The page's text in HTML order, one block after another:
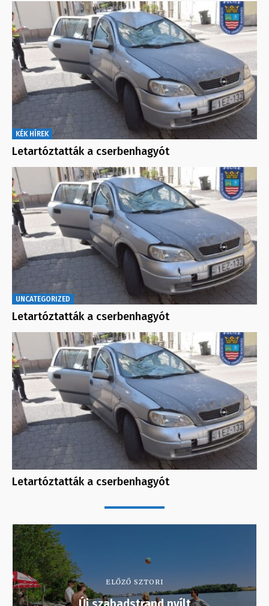
KÉK HÍREK
Letartóztatták a cserbenhagyót
UNCATEGORIZED
Letartóztatták a cserbenhagyót
Letartóztatták a cserbenhagyót
ELŐZŐ SZTORI